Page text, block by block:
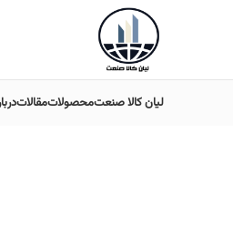
لیان کالا صنعتمحصولاتمقالات